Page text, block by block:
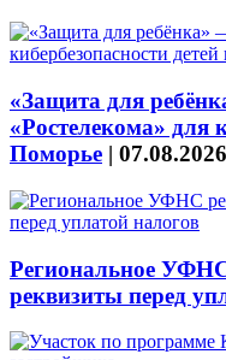
«Защита для
«Ростелекома» для
Поморье | 07.08.2026
Региональное
реквизиты перед